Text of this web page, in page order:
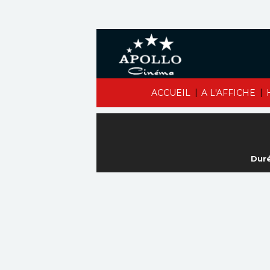
ACCUEIL | A L'AFFICHE |